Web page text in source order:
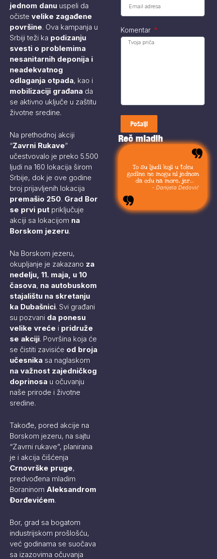
jednom danu uspeli da
očiste velike zagađene
površine. Ova kampanja u
Srbiji teži ka podizanju
svesti o problemima
nesanitarnih deponija i
neadekvatnog
odlaganja otpada, kao i
mobilizaciji građana da
se aktivno uključe u zaštitu
životne sredine.
Na prethodnoj akciji
“Zavrni Rukave”
učestvovalo je preko 5.500
ljudi na 160 lokacija širom
Srbije, dok je ove godine
broj prijavljenih lokacija
premašio 250. Grad Bor
se prvi put priključuje
akciji sa lokacijom na
Borskom jezeru.
Na Borskom jezeru,
okupljanje je zakazano za
nedelju, 11. maja, u 10
časova, na autobuskom
stajalištu na skretanju
ka Dubašnici. Svi građani
su pozvani da ponesu
velike vreće i pridruže
se akciji. Površina koja će
se čistiti zavisiće od broja
učesnika sa naglaskom
na važnost zajedničkog
doprinosa u očuvanju
naše prirode i životne
sredine.
Takođe, pored akcije na
Borskom jezeru, na sajtu
“Zavrni rukave”, planirana
je i akcija čišćenja
Crnovrške pruge,
predvođena mladim
Boraninom Aleksandrom
Đorđevićem.
Bor, grad sa bogatom
industrijskom prošlošću,
već godinama se suočava
sa izazovima očuvanja
Komentar
Pošalji
Reč mladih
To su ljudi koji u toku
godine ne mogu ni jednom
da odu na more, jer
moraju da budu uvek sa
- Danijela Dedović